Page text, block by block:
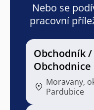
Nebo se
pracovní
Obchodník /
Obchodnice
Moravany,
Pardubice